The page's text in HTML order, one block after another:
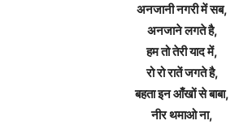
अनजानी नगरी में सब,
अनजाने लगते है,
हम तो तेरी याद में,
रो रो रातें जगते है,
बहता इन आँखों से बाबा,
नीर थमाओ ना,